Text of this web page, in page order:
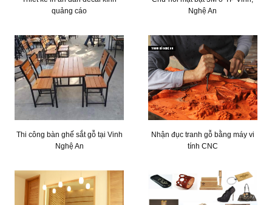
quảng cáo
Nghệ An
Thi công bàn ghế sắt gỗ tại Vinh
Nghệ An
Nhận đục tranh gỗ bằng máy vi
tính CNC